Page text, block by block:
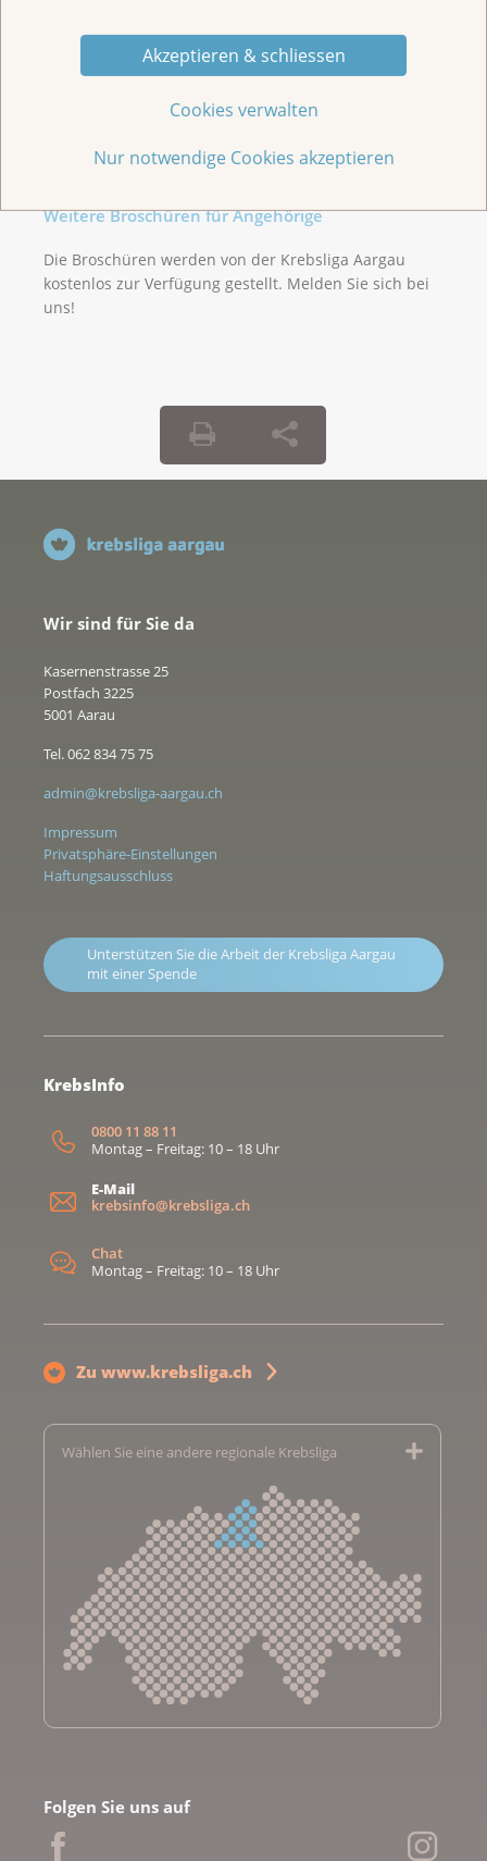
Akzeptieren & schliessen
Cookies verwalten
Nur notwendige Cookies akzeptieren
Weitere Broschüren für Angehörige
Die Broschüren werden von der Krebsliga Aargau
kostenlos zur Verfügung gestellt. Melden Sie sich bei
uns!
Wir sind für Sie da
Kasernenstrasse 25
Postfach 3225
5001 Aarau
Tel. 062 834 75 75
admin@krebsliga-aargau.ch
Impressum
Privatsphäre-Einstellungen
Haftungsausschluss
Unterstützen Sie die Arbeit der Krebsliga Aargau
mit einer Spende
KrebsInfo
0800 11 88 11
Montag – Freitag: 10 – 18 Uhr
E-Mail
krebsinfo@krebsliga.ch
Chat
Montag – Freitag: 10 – 18 Uhr
Zu www.krebsliga.ch
Wählen Sie eine andere regionale Krebsliga
Krebsliga Bern
Krebsliga Freiburg
Folgen Sie uns auf